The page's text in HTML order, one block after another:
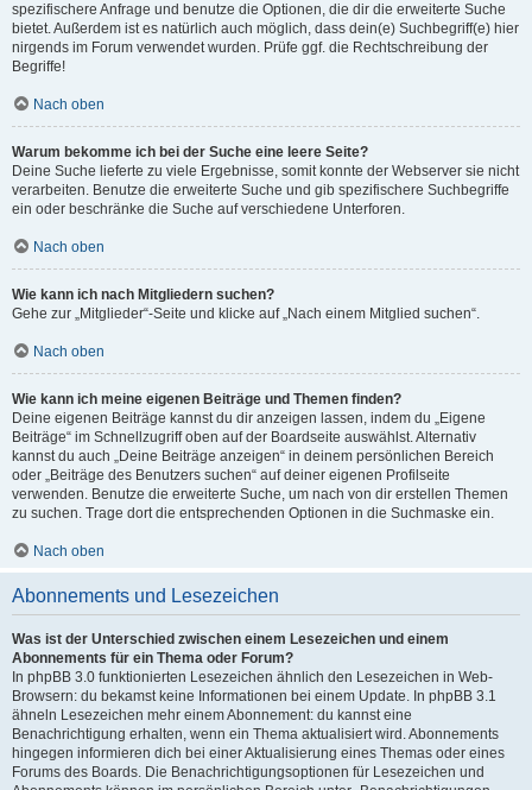
spezifischere Anfrage und benutze die Optionen, die dir die erweiterte Suche
bietet. Außerdem ist es natürlich auch möglich, dass dein(e) Suchbegriff(e) hier
nirgends im Forum verwendet wurden. Prüfe ggf. die Rechtschreibung der
Begriffe!
Nach oben
Warum bekomme ich bei der Suche eine leere Seite?
Deine Suche lieferte zu viele Ergebnisse, somit konnte der Webserver sie nicht
verarbeiten. Benutze die erweiterte Suche und gib spezifischere Suchbegriffe
ein oder beschränke die Suche auf verschiedene Unterforen.
Nach oben
Wie kann ich nach Mitgliedern suchen?
Gehe zur „Mitglieder“-Seite und klicke auf „Nach einem Mitglied suchen“.
Nach oben
Wie kann ich meine eigenen Beiträge und Themen finden?
Deine eigenen Beiträge kannst du dir anzeigen lassen, indem du „Eigene
Beiträge“ im Schnellzugriff oben auf der Boardseite auswählst. Alternativ
kannst du auch „Deine Beiträge anzeigen“ in deinem persönlichen Bereich
oder „Beiträge des Benutzers suchen“ auf deiner eigenen Profilseite
verwenden. Benutze die erweiterte Suche, um nach von dir erstellen Themen
zu suchen. Trage dort die entsprechenden Optionen in die Suchmaske ein.
Nach oben
Abonnements und Lesezeichen
Was ist der Unterschied zwischen einem Lesezeichen und einem
Abonnements für ein Thema oder Forum?
In phpBB 3.0 funktionierten Lesezeichen ähnlich den Lesezeichen in Web-
Browsern: du bekamst keine Informationen bei einem Update. In phpBB 3.1
ähneln Lesezeichen mehr einem Abonnement: du kannst eine
Benachrichtigung erhalten, wenn ein Thema aktualisiert wird. Abonnements
hingegen informieren dich bei einer Aktualisierung eines Themas oder eines
Forums des Boards. Die Benachrichtigungsoptionen für Lesezeichen und